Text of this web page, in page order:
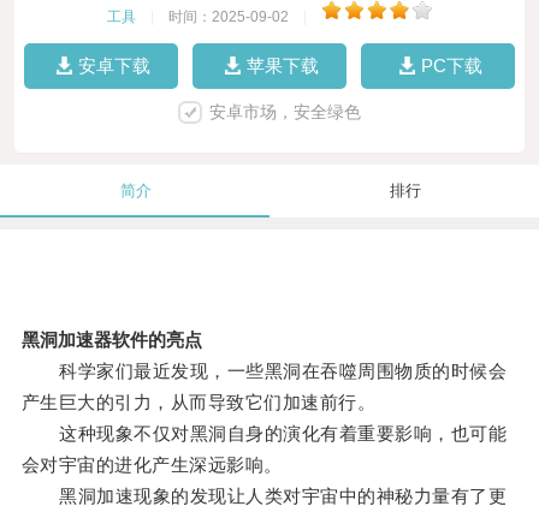
工具 时间：2025-09-02
安卓下载 苹果下载 PC下载
安卓市场，安全绿色
简介 排行
黑洞加速器软件的亮点
科学家们最近发现，一些黑洞在吞噬周围物质的时候会
产生巨大的引力，从而导致它们加速前行。
这种现象不仅对黑洞自身的演化有着重要影响，也可能
会对宇宙的进化产生深远影响。
黑洞加速现象的发现让人类对宇宙中的神秘力量有了更